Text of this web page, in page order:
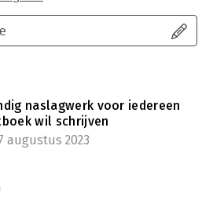
naslagwerk voor iedereen
wil schrijven
augustus 2023